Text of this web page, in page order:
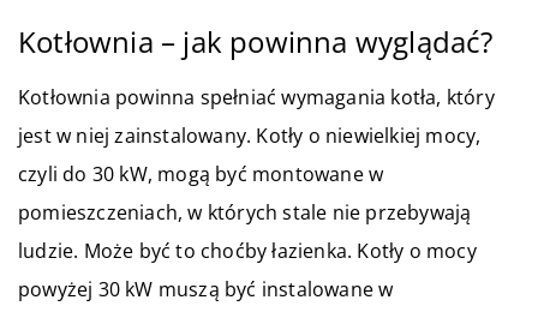
Kotłownia – jak powinna wyglądać?
Kotłownia powinna spełniać wymagania kotła, który
jest w niej zainstalowany. Kotły o niewielkiej mocy,
czyli do 30 kW, mogą być montowane w
pomieszczeniach, w których stale nie przebywają
ludzie. Może być to choćby łazienka. Kotły o mocy
powyżej 30 kW muszą być instalowane w